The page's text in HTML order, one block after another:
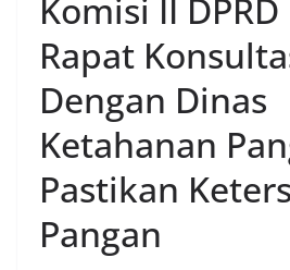
menyambut momentum
dengan berbagai
masing-masing.‎Dalam
akrab, Bhabinkamtibmas
menanyakan kondisi
lingkungan tempat
komunikasi dua arah agar
menyampaikan keluhan
situasi kamtibmas di
poin utama yang
sambang ini adalah
memasang bendera
Komisi II
Rapat
Dengan Dinas
Ketahanan
Pastikan
Pangan